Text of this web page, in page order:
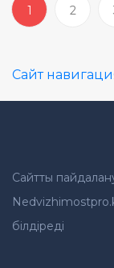
1 2
Сайт
Сайтты
білдіреді